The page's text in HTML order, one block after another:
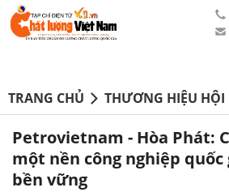
TRANG CHỦ THƯƠNG HIỆU HỘI
Petrovietnam - Hòa Phát:
một nền công nghiệp quốc
bền vững